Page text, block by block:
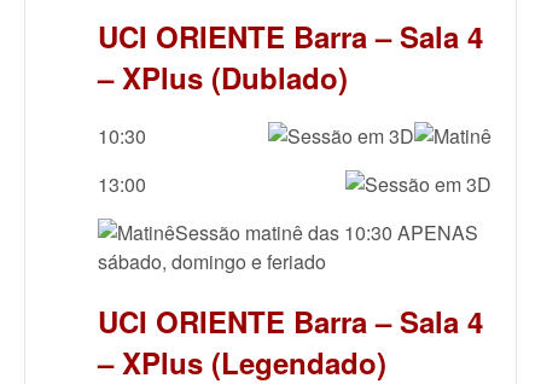
UCI ORIENTE Barra – Sala 4
– XPlus (Dublado)
10:30
13:00
Sessão matinê das 10:30 APENAS
sábado, domingo e feriado
UCI ORIENTE Barra – Sala 4
– XPlus (Legendado)